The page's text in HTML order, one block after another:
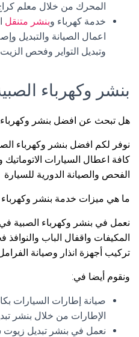
المحرك من خلال معلم
خدمة كهرباء وبنشر متنقل
اعمال الصيانة والتبديل
وتبديل التواير وفحص
بنشر وكهرباء
هل تبحث عن افضل بنشر وكهرباء
نوفر لكم افضل بنشر وكهرباء
كافة اعطال السيارات
الفحص والصيانة الدورية للسيارة
ما هي ميزات خدمة بنشر وكهرباء
نعمل في بنشر وكهرباء الصبية
المكيفات واقفال الباب
تركيب أجهزة انذار وصيانة
ونقوم أيضا في:
صيانة إطارات السيارات
الإطارات من خلال بنشر
نعمل في بنشر تبديل